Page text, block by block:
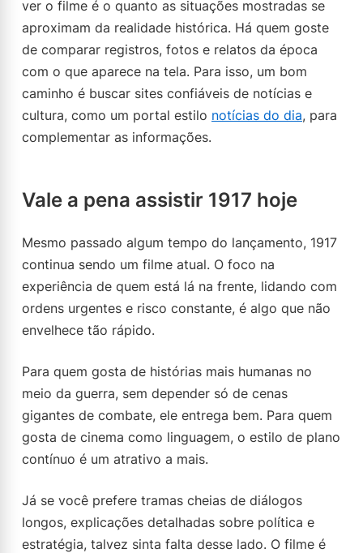
ver o filme é o quanto as situações mostradas se
aproximam da realidade histórica. Há quem goste
de comparar registros, fotos e relatos da época
com o que aparece na tela. Para isso, um bom
caminho é buscar sites confiáveis de notícias e
cultura, como um portal estilo notícias do dia, para
complementar as informações.
Vale a pena assistir 1917 hoje
Mesmo passado algum tempo do lançamento, 1917
continua sendo um filme atual. O foco na
experiência de quem está lá na frente, lidando com
ordens urgentes e risco constante, é algo que não
envelhece tão rápido.
Para quem gosta de histórias mais humanas no
meio da guerra, sem depender só de cenas
gigantes de combate, ele entrega bem. Para quem
gosta de cinema como linguagem, o estilo de plano
contínuo é um atrativo a mais.
Já se você prefere tramas cheias de diálogos
longos, explicações detalhadas sobre política e
estratégia, talvez sinta falta desse lado. O filme é